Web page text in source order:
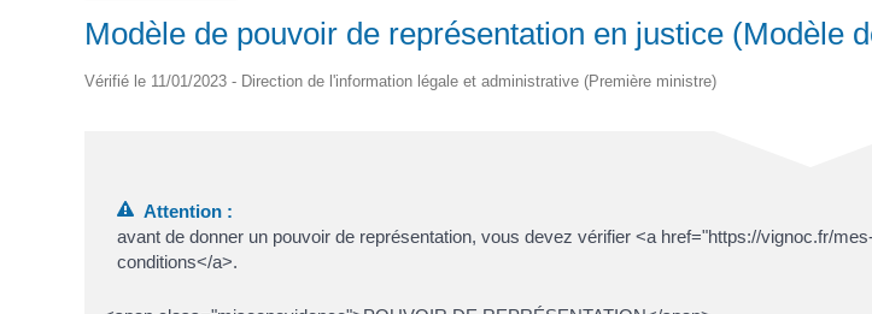
Modèle de pouvoir de représentation en justice (Modèle
Vérifié le 11/01/2023 - Direction de l'information légale et administrative (Première ministre)
Attention :
avant de donner un pouvoir de représentation, vous devez vérifier <a href="https://vignoc.fr/
conditions</a>.